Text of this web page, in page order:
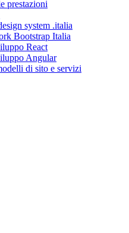
prestazioni
system .italia
Bootstrap Italia
React
Angular
di sito e servizi